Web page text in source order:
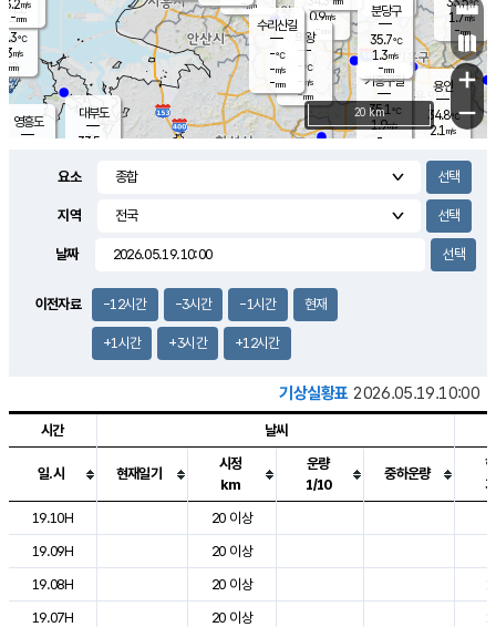
의도
℃
m/s
mm
영흥도
0.9m/s
- mm
용인
34.8℃
2.1 m/s
℃
1.7m/s
-mm
1.8m/s
대부도
33.5
의왕
- ℃
-m/s
-mm
-mm -mm
기흥구갈
35.1℃
1.9m/s
-
수리산길
-℃
-m/s
-mm
분당구
35.7℃
1.3m/s
-mm
3.2m/s
-mm
+
−
20 km
요소
지역
날짜
이전자료 -12시간 -3시간 -1시간 현재
+1시간 +3시간 +12시간
기상실황표 2026.05.19.10:00
도시별 기상실황표로 지점, 날씨, 기온, 강수, 바람, 기압등을 안내한 표입
시간 날씨
일.시 현재일기
시정
km
운량
1/10
중하운량
19.10H
20 이상
19.09H
20 이상
19.08H
20 이상
19.07H
20 이상